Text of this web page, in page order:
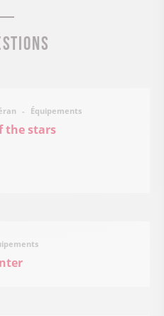
Équipements
the stars